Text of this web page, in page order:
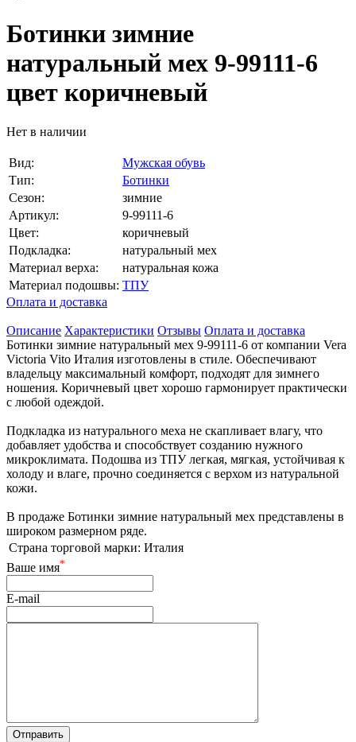
Ботинки зимние
натуральный мех 9-99111-6
цвет коричневый
Нет в наличии
Вид:
Мужская обувь
Тип:
Ботинки
Сезон:
зимние
Артикул:
9-99111-6
Цвет:
коричневый
Подкладка:
натуральный мех
Материал верха:
натуральная кожа
Материал подошвы: ТПУ
Оплата и доставка
Описание Характеристики Отзывы Оплата и доставка
Ботинки зимние натуральный мех 9-99111-6 от компании Vera
Victoria Vito Италия изготовлены в стиле. Обеспечивают
владельцу максимальный комфорт, подходят для зимнего
ношения. Коричневый цвет хорошо гармонирует практически
с любой одеждой.
Подкладка из натурального меха не скапливает влагу, что
добавляет удобства и способствует созданию нужного
микроклимата. Подошва из ТПУ легкая, мягкая, устойчивая к
холоду и влаге, прочно соединяется с верхом из натуральной
кожи.
В продаже Ботинки зимние натуральный мех представлены в
широком размерном ряде.
Страна торговой марки: Италия
Ваше имя*
E-mail